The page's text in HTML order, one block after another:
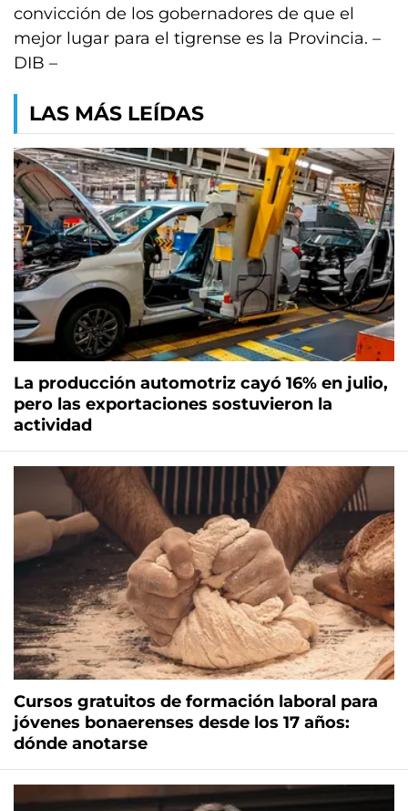
convicción de los gobernadores de que el
mejor lugar para el tigrense es la Provincia. –
DIB –
LAS MÁS LEÍDAS
La producción automotriz cayó 16% en julio,
pero las exportaciones sostuvieron la
actividad
Cursos gratuitos de formación laboral para
jóvenes bonaerenses desde los 17 años:
dónde anotarse